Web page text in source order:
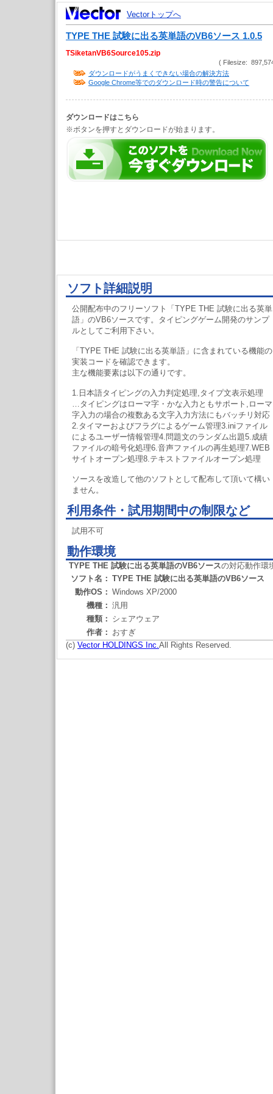
Vectorトップへ
TYPE THE 試験に出る英単語のVB6ソース 1.0.5
TSiketanVB6Source105.zip
( Filesize:
ダウンロードがうまくできない場合の解決方法
Google Chrome等でのダウンロード時の警告について
ダウンロードはこちら
※ボタンを押すとダウンロードが始まります。
ソフト詳細説明
公開配布中のフリーソフト「TYPE THE 試験に出る英単
語」のVB6ソースです。タイピングゲーム開発のサンプ
ルとしてご利用下さい。
「TYPE THE 試験に出る英単語」に含まれている機能の
実装コードを確認できます。
主な機能要素は以下の通りです。
1.日本語タイピングの入力判定処理,タイプ文表示処理
…タイピングはローマ字・かな入力ともサポート,ローマ
字入力の場合の複数ある文字入力方法にもバッチリ対応
2.タイマーおよびフラグによるゲーム管理3.iniファイル
によるユーザー情報管理4.問題文のランダム出題5.成績
ファイルの暗号化処理6.音声ファイルの再生処理7.WEB
サイトオープン処理8.テキストファイルオープン処理
ソースを改造して他のソフトとして配布して頂いて構い
ません。
利用条件・試用期間中の制限など
試用不可
動作環境
TYPE THE 試験に出る英単語のVB6ソースの対応動作環
ソフト名： TYPE THE 試験に出る英単語のVB6ソース
動作OS： Windows XP/2000
機種： 汎用
種類： シェアウェア
作者： おすぎ
(c) Vector HOLDINGS Inc.All Rights Reserved.